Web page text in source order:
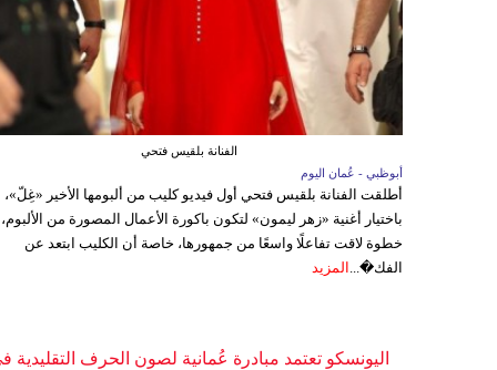
الفنانة بلقيس فتحي
أبوظبي - عُمان اليوم
أطلقت الفنانة بلقيس فتحي أول فيديو كليب من ألبومها الأخير «غِلّ»،
باختيار أغنية «زهر ليمون» لتكون باكورة الأعمال المصورة من
خطوة لاقت تفاعلًا واسعًا من جمهورها، خاصة أن الكليب ابتعد عن
الفك�... المزيد
اليونسكو تعتمد مبادرة عُمانية لصون الحرف التقليدية